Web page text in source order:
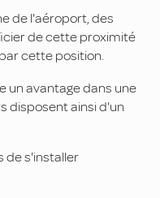
de l'aéroport, des
de cette proximité
cette position.
un avantage dans une
disposent ainsi d'un
de s'installer